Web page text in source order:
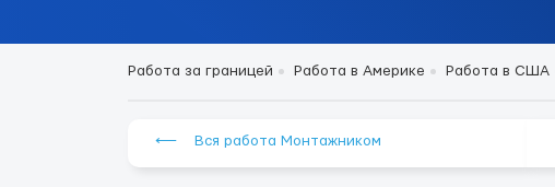
Работа за границей Работа в Америке Работа в США
⟵ Вся работа Монтажником